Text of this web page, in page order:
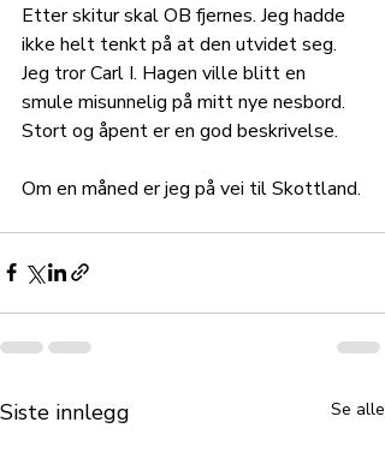
Etter skitur skal OB fjernes. Jeg hadde
ikke helt tenkt på at den utvidet seg.
Jeg tror Carl I. Hagen ville blitt en
smule misunnelig på mitt nye nesbord.
Stort og åpent er en god beskrivelse.
Om en måned er jeg på vei til Skottland.
Siste innlegg Se alle